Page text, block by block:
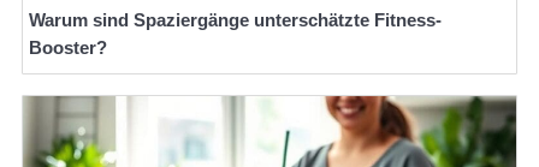
Warum sind Spaziergänge unterschätzte Fitness-
Booster?